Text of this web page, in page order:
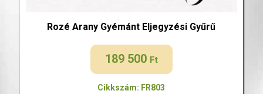
Rozé Arany Gyémánt Eljegyzési Gyűrű
189 500 Ft
Cikkszám: FR803